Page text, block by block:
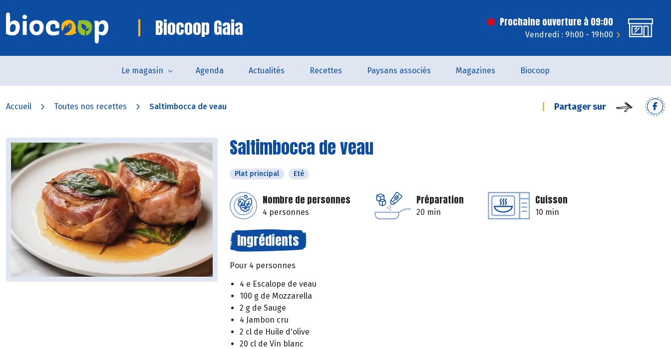
Biocoop Gaia Prochaine ouverture à 09:00
Vendredi : 9h00 - 19h00
Le magasin Agenda Actualités Recettes Paysans associés Magazines Biocoop
Accueil Toutes nos recettes Saltimbocca de veau Partager sur
Saltimbocca de veau
Plat principal Eté
Nombre de personnes
4 personnes
Préparation
20 min
Cuisson
10 min
Ingrédients
Pour 4 personnes
4 e Escalope de veau
100 g de Mozzarella
2 g de Sauge
4 Jambon cru
2 cl de Huile d'olive
20 cl de Vin blanc